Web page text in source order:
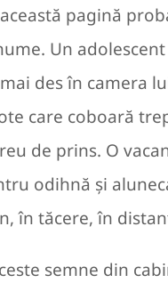
pagină
Un adolescent
des în camera
care coboară
de prins. O
odihnă și
în tăcere, în
semne din